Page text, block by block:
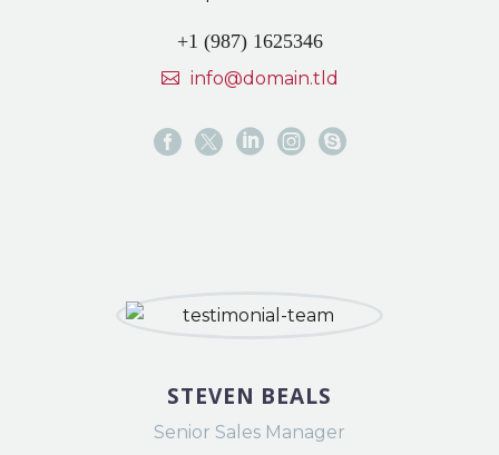
+1 (987) 1625346
info@domain.tld
STEVEN BEALS
Senior Sales Manager